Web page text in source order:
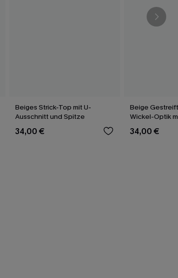
Beiges Strick-Top mit U-
Ausschnitt und Spitze
34,00 €
Beige
Wickel-Optik
34,00 €